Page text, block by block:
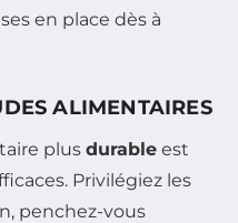
en place dès à
ALIMENTAIRES
plus durable est
Privilégiez les
penchez-vous